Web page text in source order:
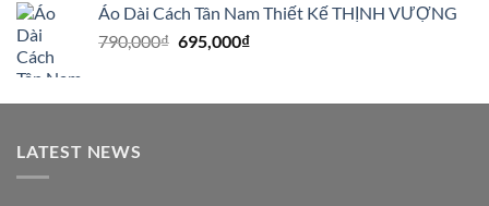
790,000₫.là:
695,000₫.
Áo Dài Cách Tân Nam Thiết Kế THỊNH VƯỢNG
790,000₫ Giá
790,000₫.
695,000₫Giá
là:
LATEST NEWS